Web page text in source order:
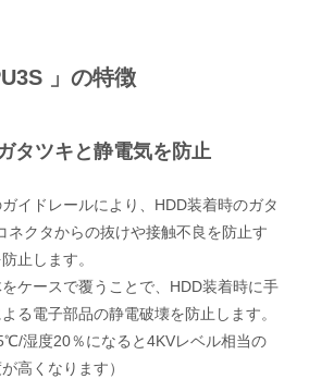
」の特徴
タツキと静電気を防止
イドレールにより、HDD装着時のガタ
ネクタからの抜けや接触不良を防止す
止します。
ケースで覆うことで、HDD装着時に手
る電子部品の静電破壊を防止します。
湿度20％になると4KVレベル相当の
高くなります）